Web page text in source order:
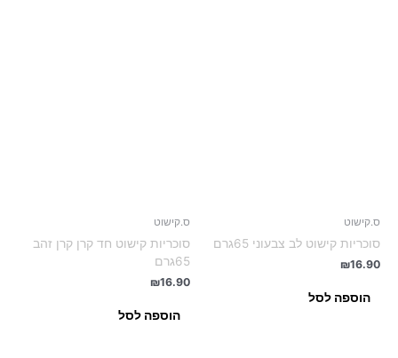
ס.קישוט
סוכריות קישוט לב צבעוני 65גרם
₪16.90
הוספה לסל
ס.קישוט
סוכריות קישוט חד קרן קרן זהב
65גרם
₪16.90
הוספה לסל